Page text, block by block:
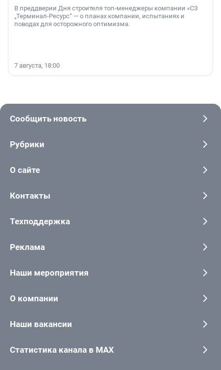
В преддверии Дня строителя топ-менеджеры компании «СЗ
„Терминал-Ресурс“ — о планах компании, испытаниях и
поводах для осторожного оптимизма.
7 августа, 18:00
Сообщить новость
Рубрики
О сайте
Контакты
Техподдержка
Реклама
Наши мероприятия
О компании
Наши вакансии
Статистика канала в MAX